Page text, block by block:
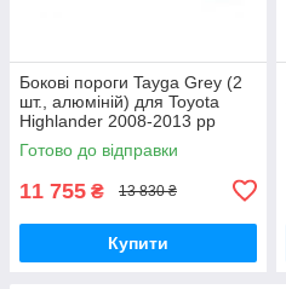
Бокові пороги Tayga Grey (2
шт., алюміній) для Toyota
Highlander 2008-2013 рр
Готово до відправки
11 755 ₴ 13 830 ₴
Купити